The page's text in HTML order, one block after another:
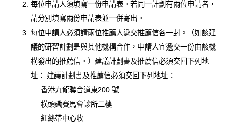
每位申請人須填寫一份申請表。若同一計劃有兩位申請者，
請分別填寫兩份申請表並一併寄出。
每位申請人必須請兩位推薦人遞交推薦信各一封。（如該建
議的研習計劃是與其他機構合作，申請人宜遞交一份由該機
構發出的推薦信。）建議計劃書及推薦信必須交回下列地
址： 建議計劃書及推薦信必須交回下列地址：
香港九龍聯合道東200 號
橫頭磡賽馬會診所二樓
紅絲帶中心收